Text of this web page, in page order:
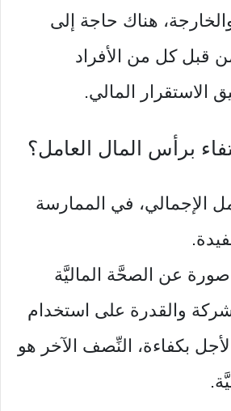
والخارجة، هناك حاجة إلى
قبل كل من الأفراد
الاستقرار المالي.
برأس المال العامل؟
الإجمالي، في الممارسة
عن الصحَّة الماليَّة
والقدرة على استخدام
بكفاءة، النِّصف الآخر هو